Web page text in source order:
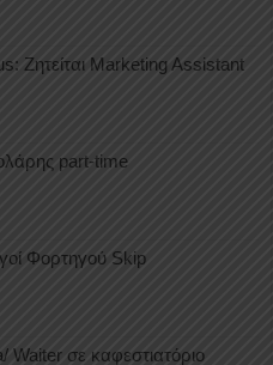
Ζητείται Marketing Assistant
part-time
Φορτηγού Skip
Waiter σε καφεστιατόριο